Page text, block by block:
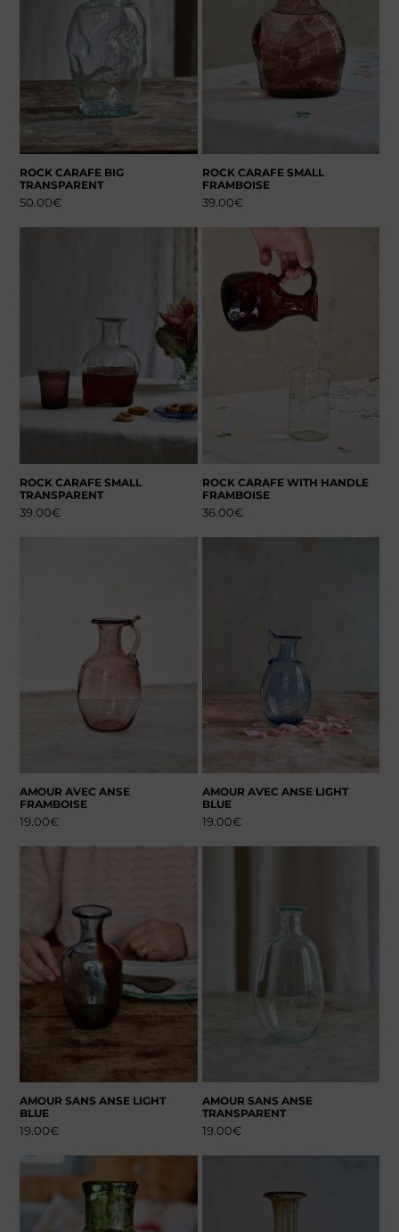
ROCK CARAFE BIG
TRANSPARENT
50.00€
ROCK CARAFE SMALL
FRAMBOISE
39.00€
ROCK CARAFE SMALL
TRANSPARENT
39.00€
ROCK CARAFE WITH HANDLE
FRAMBOISE
36.00€
AMOUR AVEC ANSE
FRAMBOISE
19.00€
AMOUR AVEC ANSE LIGHT
BLUE
19.00€
AMOUR SANS ANSE LIGHT
BLUE
19.00€
AMOUR SANS ANSE
TRANSPARENT
19.00€